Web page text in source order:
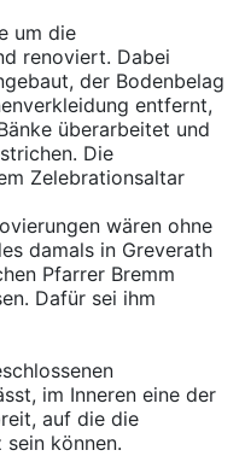
um die
renoviert. Dabei
der Bodenbelag
entfernt,
überarbeitet und
Die
Zelebrationsaltar
wären ohne
damals in Greverath
Pfarrer Bremm
Dafür sei ihm
im Inneren eine der
auf die die
können.